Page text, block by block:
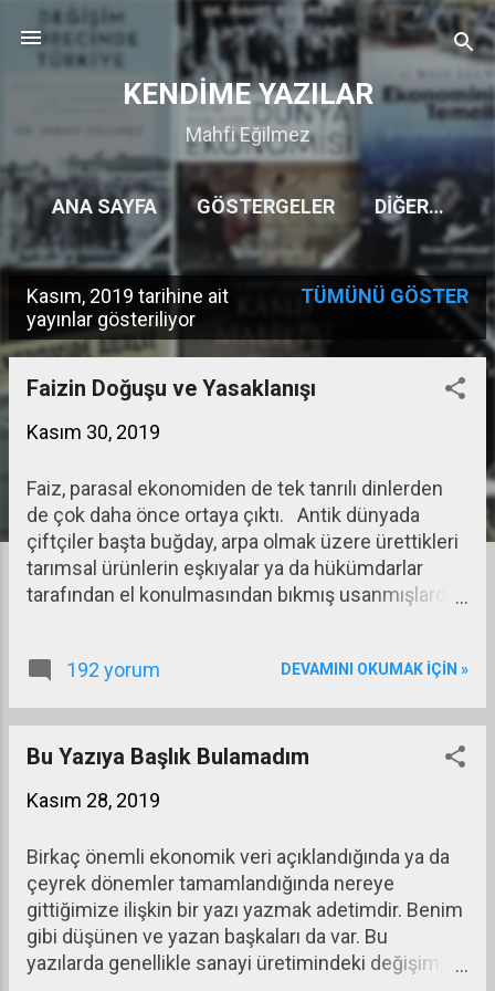
Ana içeriğe atla
KENDİME YAZILAR
Mahfi Eğilmez
ANA SAYFA GÖSTERGELER DIĞER…
K
a
Kasım, 2019 tarihine ait
yayınlar gösteriliyor
TÜMÜNÜ GÖSTER
Faizin Doğuşu ve Yasaklanışı
Kasım 30, 2019
Faiz, parasal ekonomiden de tek tanrılı dinlerden
de çok daha önce ortaya çıktı. Antik dünyada
çiftçiler başta buğday, arpa olmak üzere ürettikleri
tarımsal ürünlerin eşkıyalar ya da hükümdarlar
tarafından el konulmasından bıkmış usanmışlardı.
tapınaklara emanet etmelerinin onlara iki önemli
kabul edilip kutsal sayıldığı için kimse içeri zorla
girip bu mallara el koyamıyordu. (2) Tapınaklarda
yazma ve ölçü, hesap bilen kişileri olduğu için
geçiyorlardı. Böylece tapınağa teslim edilen malın
aynen geri alınmasında hiçbir tartışmaya yer
kalmıyordu.
192 yorum DEVAMINI OKUMAK IÇIN »
Bu Yazıya Başlık Bulamadım
Kasım 28, 2019
Birkaç önemli ekonomik veri açıklandığında ya da
çeyrek dönemler tamamlandığında nereye
gittiğimize ilişkin bir yazı yazmak adetimdir. Benim
gibi düşünen ve yazan başkaları da var. Bu
yazılarda genellikle sanayi üretimindeki değişim,